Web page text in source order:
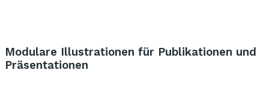
Modulare Illustrationen für Publikationen und
Präsentationen